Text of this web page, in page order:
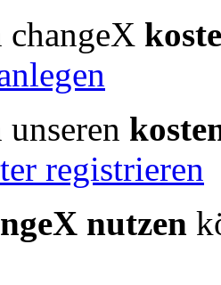
changeX
registrieren
nutzen